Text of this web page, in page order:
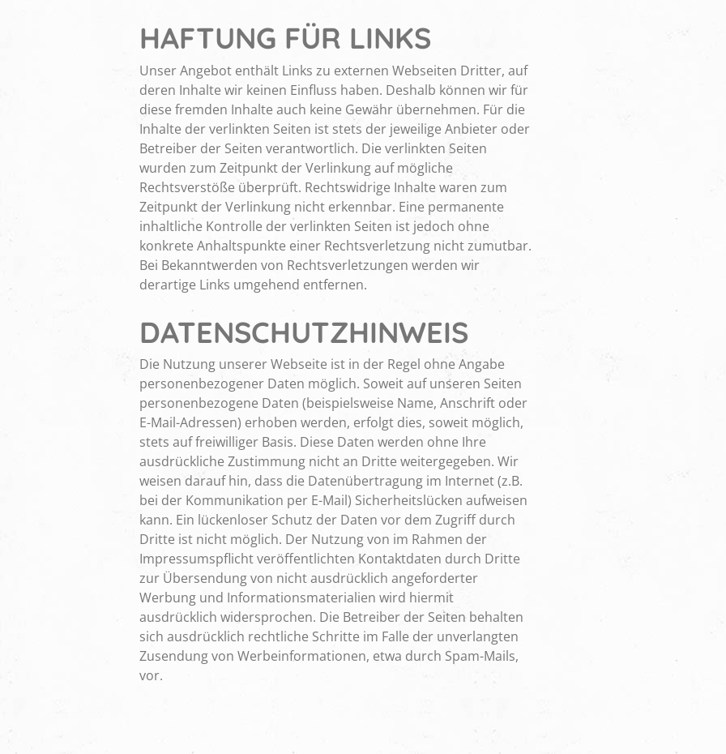
HAFTUNG FÜR LINKS
Unser Angebot enthält Links zu externen Webseiten Dritter, auf
deren Inhalte wir keinen Einfluss haben. Deshalb können wir für
diese fremden Inhalte auch keine Gewähr übernehmen. Für die
Inhalte der verlinkten Seiten ist stets der jeweilige Anbieter oder
Betreiber der Seiten verantwortlich. Die verlinkten Seiten
wurden zum Zeitpunkt der Verlinkung auf mögliche
Rechtsverstöße überprüft. Rechtswidrige Inhalte waren zum
Zeitpunkt der Verlinkung nicht erkennbar. Eine permanente
inhaltliche Kontrolle der verlinkten Seiten ist jedoch ohne
konkrete Anhaltspunkte einer Rechtsverletzung nicht zumutbar.
Bei Bekanntwerden von Rechtsverletzungen werden wir
derartige Links umgehend entfernen.
DATENSCHUTZHINWEIS
Die Nutzung unserer Webseite ist in der Regel ohne Angabe
personenbezogener Daten möglich. Soweit auf unseren Seiten
personenbezogene Daten (beispielsweise Name, Anschrift oder
E-Mail-Adressen) erhoben werden, erfolgt dies, soweit möglich,
stets auf freiwilliger Basis. Diese Daten werden ohne Ihre
ausdrückliche Zustimmung nicht an Dritte weitergegeben. Wir
weisen darauf hin, dass die Datenübertragung im Internet (z.B.
bei der Kommunikation per E-Mail) Sicherheitslücken aufweisen
kann. Ein lückenloser Schutz der Daten vor dem Zugriff durch
Dritte ist nicht möglich. Der Nutzung von im Rahmen der
Impressumspflicht veröffentlichten Kontaktdaten durch Dritte
zur Übersendung von nicht ausdrücklich angeforderter
Werbung und Informationsmaterialien wird hiermit
ausdrücklich widersprochen. Die Betreiber der Seiten behalten
sich ausdrücklich rechtliche Schritte im Falle der unverlangten
Zusendung von Werbeinformationen, etwa durch Spam-Mails,
vor.